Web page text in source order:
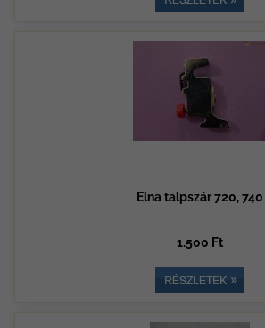
Elna talpszár 720, 740
1.500 Ft